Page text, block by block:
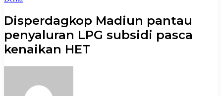
Disperdagkop Madiun pantau
penyaluran LPG subsidi pasca
kenaikan HET